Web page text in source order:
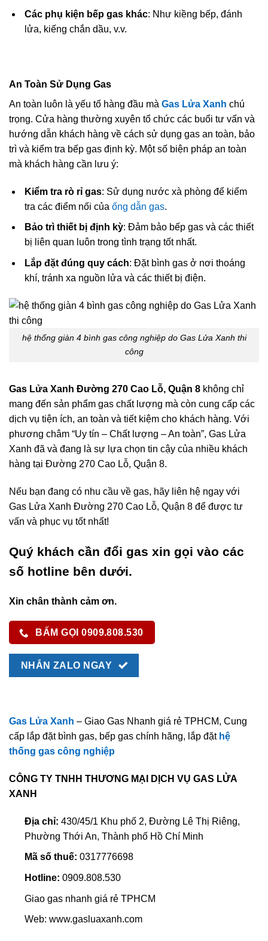
Các phụ kiện bếp gas khác: Như kiềng bếp, đánh
lửa, kiếng chắn dầu, v.v.
An Toàn Sử Dụng Gas
An toàn luôn là yếu tố hàng đầu mà Gas Lửa Xanh chú
trọng. Cửa hàng thường xuyên tổ chức các buổi tư vấn và
hướng dẫn khách hàng về cách sử dụng gas an toàn, bảo
trì và kiểm tra bếp gas định kỳ. Một số biện pháp an toàn
mà khách hàng cần lưu ý:
Kiểm tra rò rỉ gas: Sử dụng nước xà phòng để kiểm
tra các điểm nối của ống dẫn gas.
Bảo trì thiết bị định kỳ: Đảm bảo bếp gas và các thiết
bị liên quan luôn trong tình trạng tốt nhất.
Lắp đặt đúng quy cách: Đặt bình gas ở nơi thoáng
khí, tránh xa nguồn lửa và các thiết bị điện.
hệ thống giàn 4 bình gas công nghiệp do Gas Lửa Xanh thi
công
Gas Lửa Xanh Đường 270 Cao Lỗ, Quận 8 không chỉ
mang đến sản phẩm gas chất lượng mà còn cung cấp các
dịch vụ tiện ích, an toàn và tiết kiệm cho khách hàng. Với
phương châm “Uy tín – Chất lượng – An toàn”, Gas Lửa
Xanh đã và đang là sự lựa chọn tin cậy của nhiều khách
hàng tại Đường 270 Cao Lỗ, Quận 8.
Nếu bạn đang có nhu cầu về gas, hãy liên hệ ngay với
Gas Lửa Xanh Đường 270 Cao Lỗ, Quận 8 để được tư
vấn và phục vụ tốt nhất!
Quý khách cần đổi gas xin gọi vào các
số hotline bên dưới.
Xin chân thành cảm ơn.
BẤM GỌI 0909.808.530
NHẮN ZALO NGAY
Gas Lửa Xanh – Giao Gas Nhanh giá rẻ TPHCM, Cung
cấp lắp đặt bình gas, bếp gas chính hãng, lắp đặt hệ
thống gas công nghiệp
CÔNG TY TNHH THƯƠNG MẠI DỊCH VỤ GAS LỬA
XANH
Địa chỉ: 430/45/1 Khu phố 2, Đường Lê Thị Riêng,
Phường Thới An, Thành phố Hồ Chí Minh
Mã số thuế: 0317776698
Hotline: 0909.808.530
Giao gas nhanh giá rẻ TPHCM
Web: www.gasluaxanh.com